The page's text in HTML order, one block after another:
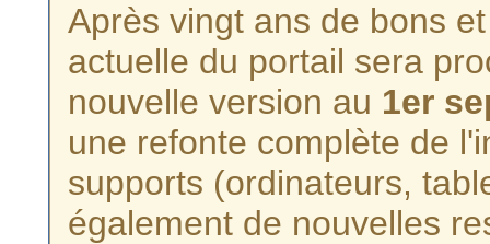
Après vingt ans de bons
actuelle du portail sera
nouvelle version au 1er
une refonte complète de
supports (ordinateurs,
également de nouvelles